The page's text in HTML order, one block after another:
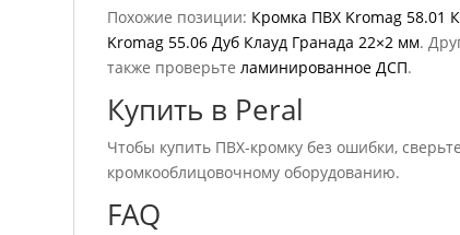
Похожие позиции: Кромка ПВХ Kromag 58.01
Kromag 55.06 Дуб Клауд Гранада 22×2 мм.
также проверьтеламинированное ДСП.
Купить в Peral
Чтобы купить ПВХ-кромку без ошибки,
кромкооблицовочному оборудованию.
FAQ